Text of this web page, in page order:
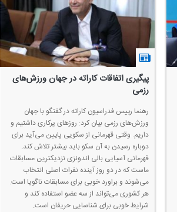
پیگیری اتفاقات كاراته در جهان ورزش‌های
رزمی
رهنما رییس فدراسیون كاراته در گفتگو با جهان
ورزش‌های رزمی بیان كرد: روزهای پركاری داشتیم و
داریم. وقتی قهرمانی از سكویی پایین می‌آید برای
دوباره رسیدن به آن سكو باید بیشتر تلاش كند.
قهرمانی آسیایی بالی اندونزی نزدیكترین مسابقات
ماست كه در دو روز آینده نفرات اصلی انتخاب
می‌شوند و براورد خوبی برای مسابقات ناگویا است.
هر كشوری می‌تواند از سه عضو استفاده كند و
شرایط خوبی برای شناسایی حریفان است.